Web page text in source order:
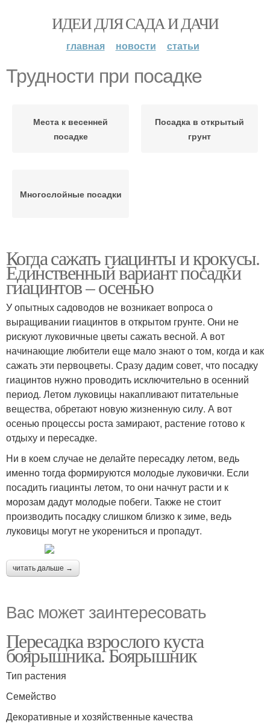
ИДЕИ ДЛЯ САДА И ДАЧИ
главная новости статьи
Трудности при посадке
Места к весенней
посадке
Посадка в открытый
грунт
Многослойные посадки
Когда сажать гиацинты и крокусы.
Единственный вариант посадки
гиацинтов – осенью
У опытных садоводов не возникает вопроса о
выращивании гиацинтов в открытом грунте. Они не
рискуют луковичные цветы сажать весной. А вот
начинающие любители еще мало знают о том, когда и как
сажать эти первоцветы. Сразу дадим совет, что посадку
гиацинтов нужно проводить исключительно в осенний
период. Летом луковицы накапливают питательные
вещества, обретают новую жизненную силу. А вот
осенью процессы роста замирают, растение готово к
отдыху и пересадке.
Ни в коем случае не делайте пересадку летом, ведь
именно тогда формируются молодые луковички. Если
посадить гиацинты летом, то они начнут расти и к
морозам дадут молодые побеги. Также не стоит
производить посадку слишком близко к зиме, ведь
луковицы могут не укорениться и пропадут.
читать дальше →
Вас может заинтересовать
Пересадка взрослого куста
боярышника. Боярышник
Тип растения
Семейство
Декоративные и хозяйственные качества